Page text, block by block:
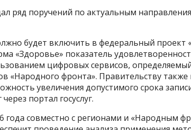
ряд поручений по актуальным
будет включить в федеральный проект
«Здоровье» показатель
цифровых сервисов,
«Народного фронта». Правительству также
увеличения допустимого срока
портал госуслуг.
года совместно с регионами и «Народным